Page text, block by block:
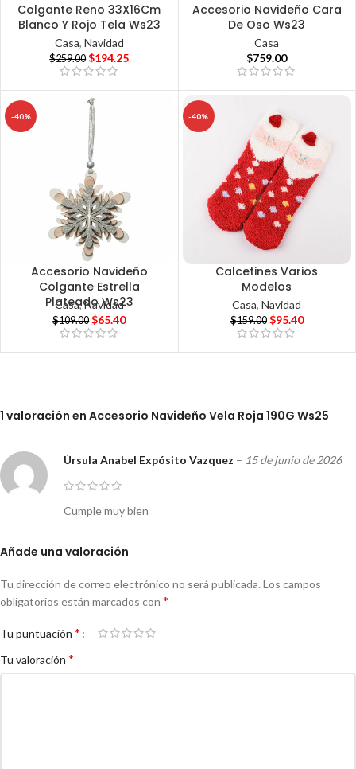
Colgante Reno 33X16Cm
Blanco Y Rojo Tela Ws23
Casa, Navidad
$259.00 $194.25
Accesorio Navideño Cara
De Oso Ws23
Casa
$759.00
-40%
Accesorio Navideño
Colgante Estrella
Plateado Ws23
Casa,Navidad
$109.00 $65.40
-40%
Calcetines Varios
Modelos
Casa,Navidad
$159.00 $95.40
1 valoración en Accesorio Navideño Vela Roja 190G Ws25
Úrsula Anabel Expósito Vazquez – 15 de junio de 2026
Cumple muy bien
Añade una valoración
Tu dirección de correo electrónico no será publicada. Los campos
obligatorios están marcados con *
Tu puntuación *
Tu valoración *